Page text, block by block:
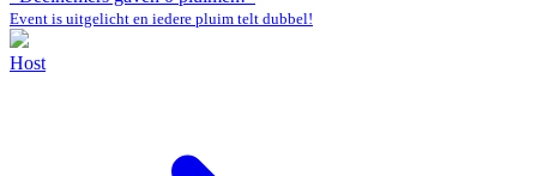
Event is uitgelicht en iedere pluim telt dubbel!
Host